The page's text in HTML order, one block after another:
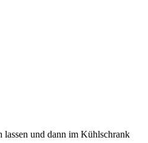
lassen und dann im Kühlschrank